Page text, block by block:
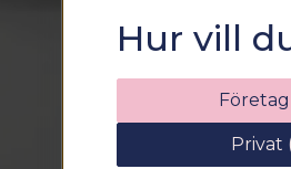
Sortix!
Ange din e-
rabattkod
Hur vill
Privat